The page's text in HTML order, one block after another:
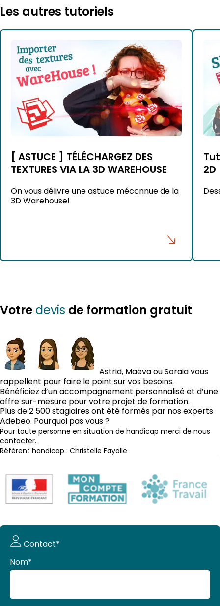
Les autres tutoriels
[ ASTUCE ] TÉLÉCHARGEZ DES
TEXTURES VIA LA 3D WAREHOUSE
On vous délivre une astuce méconnue de la
3D Warehouse!
2D
Votre devis de formation gratuit
Astrid, Maëva ou Soraia vous
rappellent pour faire le point sur vos besoins.
Bénéficiez d’un accompagnement personnalisé et d’une
offre sur-mesure pour votre projet de formation.
Plus de 2 500 stagiaires ont été formés par nos experts
Adebeo. Pourquoi pas vous ?
Pour toute personne en situation de handicap merci de nous
contacter.
Référent handicap : Christelle Fayolle
Demande
de devis
Contact*
Nom*